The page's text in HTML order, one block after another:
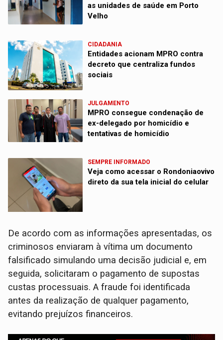
as unidades de saúde em Porto
Velho
CIDADANIA
Entidades acionam MPRO contra
decreto que centraliza fundos
sociais
JULGAMENTO
MPRO consegue condenação de
ex-delegado por homicídio e
tentativas de homicídio
SEMPRE INFORMADO
Veja como acessar o Rondoniaovivo
direto da sua tela inicial do celular
De acordo com as informações apresentadas, os
criminosos enviaram à vítima um documento
falsificado simulando uma decisão judicial e, em
seguida, solicitaram o pagamento de supostas
custas processuais. A fraude foi identificada
antes da realização de qualquer pagamento,
evitando prejuízos financeiros.